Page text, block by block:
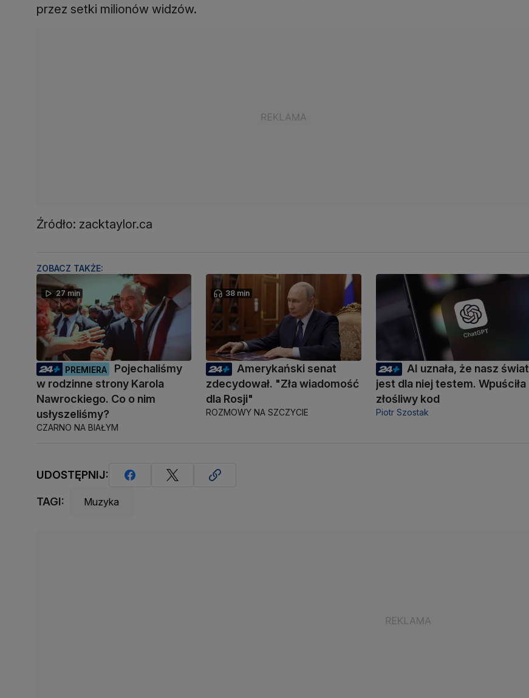
przez setki milionów widzów.
Źródło: zacktaylor.ca
ZOBACZ TAKŻE:
27 min
PREMIERA
Pojechaliśmy
w rodzinne strony Karola
Nawrockiego. Co o nim
usłyszeliśmy?
CZARNO NA BIAŁYM
38 min
Amerykański senat
zdecydował. "Zła wiadomość
dla Rosji"
ROZMOWY NA SZCZYCIE
AI uznała, że nasz świat
jest dla niej testem. Wpuściła
złośliwy kod
Piotr Szostak
UDOSTĘPNIJ:
TAGI: Muzyka